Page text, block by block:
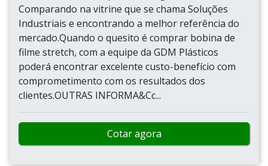
Comparando na vitrine que se chama Soluções
Industriais e encontrando a melhor referência do
mercado.Quando o quesito é comprar bobina de
filme stretch, com a equipe da GDM Plásticos
poderá encontrar excelente custo-benefício com
comprometimento com os resultados dos
clientes.OUTRAS INFORMA&Cc...
Cotar agora